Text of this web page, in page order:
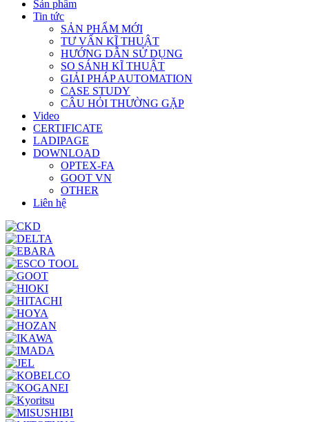
Sản phẩm
Tin tức
SẢN PHẨM MỚI
TƯ VẤN KĨ THUẬT
HƯỚNG DẪN SỬ DỤNG
SO SÁNH KĨ THUẬT
GIẢI PHÁP AUTOMATION
CASE STUDY
CÂU HỎI THƯỜNG GẶP
Video
CERTIFICATE
LADIPAGE
DOWNLOAD
OPTEX-FA
GOOT VN
OTHER
Liên hệ